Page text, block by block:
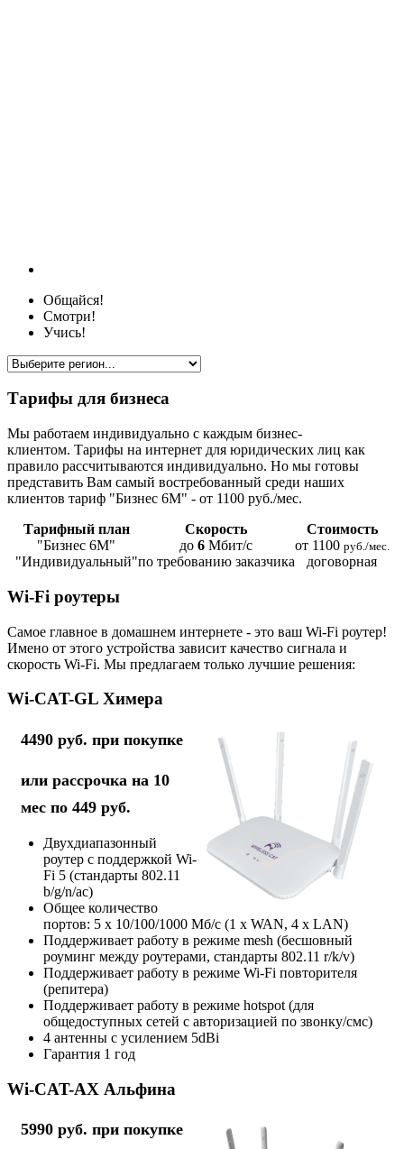
Общайся!
Смотри!
Учись!
Тарифы для бизнеса
Мы работаем индивидуально с каждым бизнес-
клиентом. Тарифы на интернет для юридических лиц как
правило рассчитываются индивидуально. Но мы готовы
представить Вам самый востребованный среди наших
клиентов тариф "Бизнес 6М" - от 1100 руб./мес.
Тарифный план
Скорость
Стоимость
"Бизнес 6М"
до 6 Мбит/с от 1100 руб./мес.
"Индивидуальный"по требованию заказчика договорная
Wi-Fi роутеры
Самое главное в домашнем интернете - это ваш Wi-Fi роутер!
Имено от этого устройства зависит качество сигнала и
скорость Wi-Fi. Мы предлагаем только лучшие решения:
Wi-CAT-GL Химера
4490 руб. при покупке
или рассрочка на 10
мес по 449 руб.
Двухдиапазонный
роутер с поддержкой Wi-
Fi 5 (стандарты 802.11
b/g/n/ac)
Общее количество
портов: 5 х 10/100/1000 Мб/с (1 x WAN, 4 x LAN)
Поддерживает работу в режиме mesh (бесшовный
роуминг между роутерами, стандарты 802.11 r/k/v)
Поддерживает работу в режиме Wi-Fi повторителя
(репитера)
Поддерживает работу в режиме hotspot (для
общедоступных сетей с авторизацией по звонку/смс)
4 антенны с усилением 5dBi
Гарантия 1 год
Wi-CAT-AX Альфина
5990 руб. при покупке